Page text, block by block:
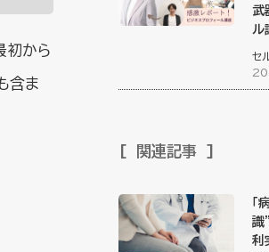
初から
含ま
武
ル
セ
関連記事
「
識
利